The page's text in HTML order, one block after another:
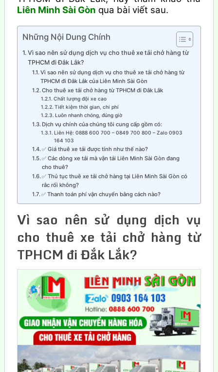
Liên Minh Sài Gòn qua bài viết sau.
Những Nội Dung Chính
Vì sao nên sử dụng dịch vụ cho thuê xe tải chở hàng từ
TPHCM đi Đắk Lắk?
Vì sao nên sử dụng dịch vụ cho thuê xe tải chở hàng từ
TPHCM đi Đắk Lắk của Liên Minh Sài Gòn
Cho thuê xe tải chở hàng từ TPHCM đi Đắk Lắk
Chất lượng đội xe cao
Tiết kiệm thời gian, chi phí
Luôn nhanh chóng, đúng giờ
Dịch vụ chính của chúng tôi cung cấp gồm có:
Liên Hệ: 0888 600 700 – 0849 700 800 – Zalo 0903
164 103
✅ Giá thuê xe tải được tính như thế nào?
✅ Các dòng xe tải mà vận tải Liên Minh Sài Gòn đang
cho thuê?
✅ Thủ tục thuê xe tải chở hàng tại Liên Minh Sài Gòn có
rắc rối không?
✅ Thanh toán phí vận chuyển bằng cách nào?
Vì sao nên sử dụng dịch vụ
cho thuê xe tải chở hàng từ
TPHCM đi Đắk Lắk?